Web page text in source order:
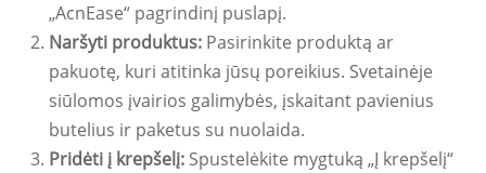
„AcnEase“ pagrindinį puslapį.
Naršyti produktus: Pasirinkite produktą ar
pakuotę, kuri atitinka jūsų poreikius. Svetainėje
siūlomos įvairios galimybės, įskaitant pavienius
butelius ir paketus su nuolaida.
Pridėti į krepšelį: Spustelėkite mygtuką „Į krepšelį“